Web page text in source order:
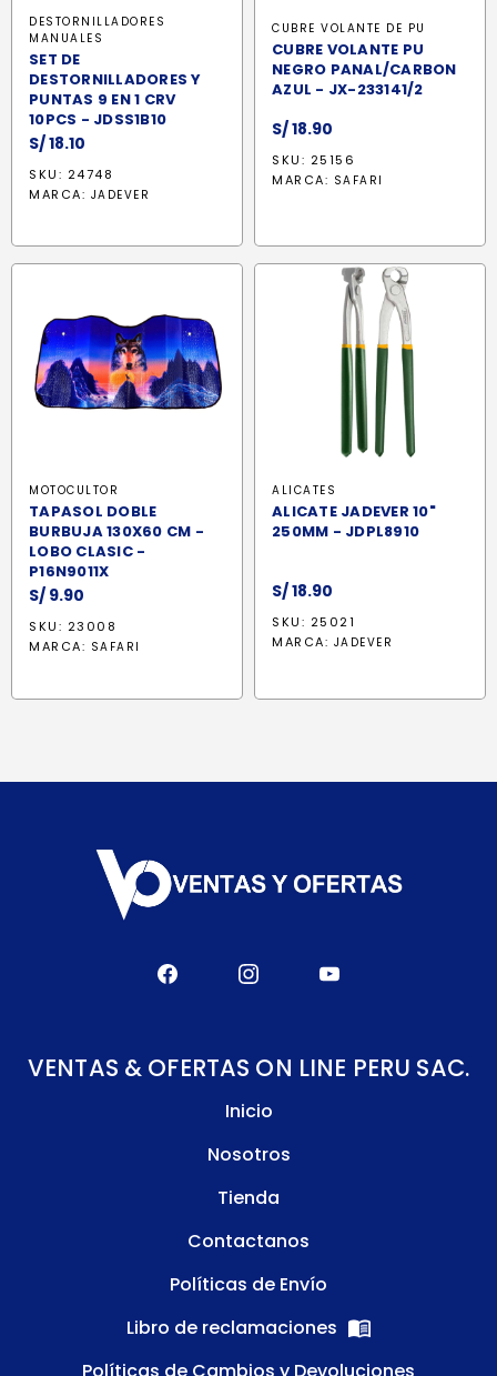
DESTORNILLADORES
MANUALES
SET DE
DESTORNILLADORES Y
PUNTAS 9 EN 1 CRV
10PCS - JDSS1B10
S/18.10
SKU: 24748
MARCA: JADEVER
CUBRE VOLANTE DE PU
CUBRE VOLANTE PU
NEGRO PANAL/CARBON
AZUL - JX-233141/2
S/18.90
SKU: 25156
MARCA: SAFARI
MOTOCULTOR
TAPASOL DOBLE
BURBUJA 130X60 CM -
LOBO CLASIC -
P16N9011X
S/ 9.90
SKU: 23008
MARCA: SAFARI
ALICATES
ALICATE JADEVER 10"
250MM - JDPL8910
S/18.90
SKU: 25021
MARCA: JADEVER
VENTAS & OFERTAS ON LINE PERU SAC.
Inicio
Nosotros
Tienda
Contactanos
Políticas de Envío
Libro de reclamaciones
Políticas de Cambios y Devoluciones